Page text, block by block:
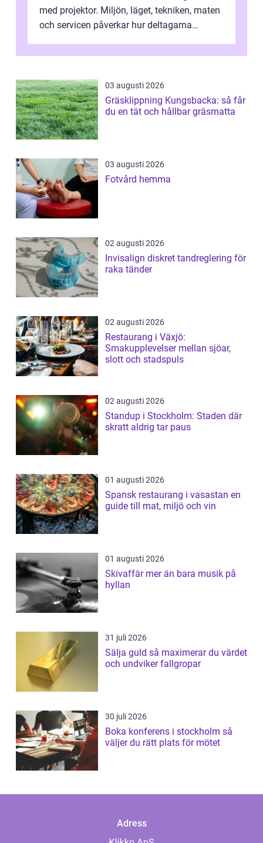
med projektor. Miljön, läget, tekniken, maten
och servicen påverkar hur deltagarna
03 augusti 2026
Gräsklippning Kungsbacka: så får
du en tät och hållbar gräsmatta
03 augusti 2026
Fotvård hemma
02 augusti 2026
Invisalign diskret tandreglering för
raka tänder
02 augusti 2026
Restaurang i Växjö:
Smakupplevelser mellan sjöar,
slott och stadspuls
02 augusti 2026
Standup i Stockholm: Staden där
skratt aldrig tar paus
01 augusti 2026
Spansk restaurang i vasastan en
guide till mat, miljö och vin
01 augusti 2026
Skivaffär mer än bara musik på
hyllan
31 juli 2026
Sälja guld så maximerar du värdet
och undviker fallgropar
30 juli 2026
Boka konferens i stockholm så
väljer du rätt plats för mötet
Adress